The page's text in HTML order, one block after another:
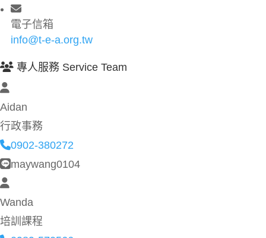
電子信箱
info@t-e-a.org.tw
專人服務 Service Team
Aidan
行政事務
0902-380272
maywang0104
Wanda
培訓課程